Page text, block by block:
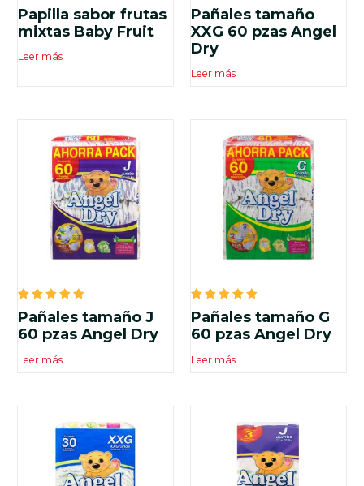
Valorado
en
5.00
de 5
Papilla sabor frutas
mixtas Baby Fruit
Leer más
Valorado
en
5.00
de 5
Pañales tamaño
XXG 60 pzas Angel
Dry
Leer más
Valorado
en
5.00
de 5
Pañales tamaño J
60 pzas Angel Dry
Leer más
Valorado
en
5.00
de 5
Pañales tamaño G
60 pzas Angel Dry
Leer más